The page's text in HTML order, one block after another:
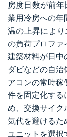
房度日数が前年
業用冷房への年
温の上昇によ
の負荷プロファ
建築材料が日中
ダビなどの自治
アコンの常時稼
件を固定化する
め、交換サイク
気代を避けるた
ユニットを選択